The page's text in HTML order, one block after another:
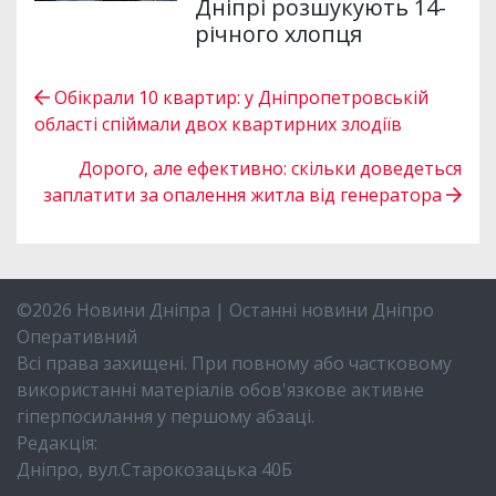
Дніпрі розшукують 14-
річного хлопця
Обікрали 10 квартир: у Дніпропетровській
області спіймали двох квартирних злодіїв
Дорого, але ефективно: скільки доведеться
заплатити за опалення житла від генератора
©2026 Новини Дніпра | Останні новини Дніпро
Оперативний
Всі права захищені. При повному або частковому
використанні матеріалів обов'язкове активне
гіперпосилання у першому абзаці.
Редакція:
Дніпро, вул.Старокозацька 40Б